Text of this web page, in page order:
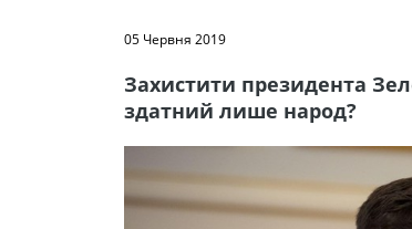
05 Червня 2019
Захистити президента
здатний лише народ?